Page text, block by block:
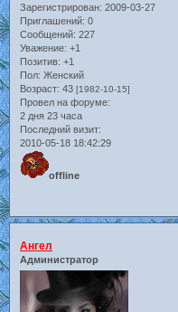
Зарегистрирован: 2009-03-27
Приглашений: 0
Сообщений: 227
Уважение: +1
Позитив: +1
Пол: Женский
Возраст: 43 [1982-10-15]
Провел на форуме:
2 дня 23 часа
Последний визит:
2010-05-18 18:42:29
offline
Ангел
Администратор